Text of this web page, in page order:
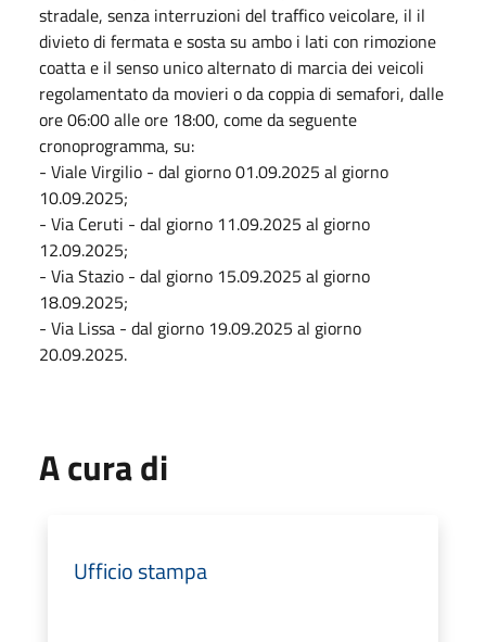
stradale, senza interruzioni del traffico veicolare, il il
divieto di fermata e sosta su ambo i lati con rimozione
coatta e il senso unico alternato di marcia dei veicoli
regolamentato da movieri o da coppia di semafori, dalle
ore 06:00 alle ore 18:00, come da seguente
cronoprogramma, su:
- Viale Virgilio - dal giorno 01.09.2025 al giorno
10.09.2025;
- Via Ceruti - dal giorno 11.09.2025 al giorno
12.09.2025;
- Via Stazio - dal giorno 15.09.2025 al giorno
18.09.2025;
- Via Lissa - dal giorno 19.09.2025 al giorno
20.09.2025.
A cura di
Ufficio stampa